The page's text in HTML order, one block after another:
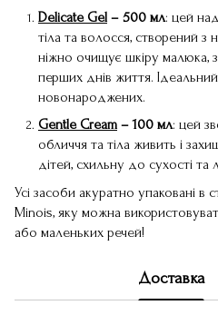
Delicate Gel – 500 мл: цей
тіла та волосся, створений з
ніжно очищує шкіру малюка,
перших днів життя.
новонароджених.
Gentle Cream – 100 мл: цей
обличчя та тіла живить і
дітей, схильну до сухості та
Усі засоби акуратно упаковані в
Minois, яку можна
або маленьких речей!
Доставка